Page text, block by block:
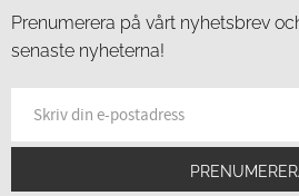
Prenumerera på vårt nyhetsbrev
senaste nyheterna!